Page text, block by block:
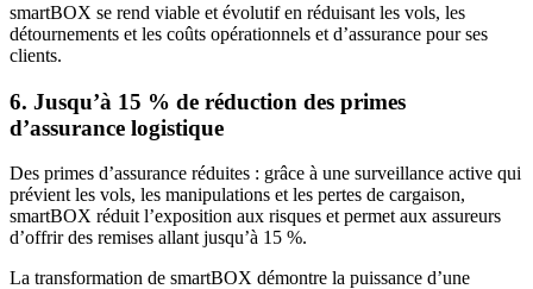
smartBOX se rend viable et évolutif en réduisant les vols, les
détournements et les coûts opérationnels et d’assurance pour ses
clients.
6. Jusqu’à 15 % de réduction des primes
d’assurance logistique
Des primes d’assurance réduites : grâce à une surveillance active qui
prévient les vols, les manipulations et les pertes de cargaison,
smartBOX réduit l’exposition aux risques et permet aux assureurs
d’offrir des remises allant jusqu’à 15 %.
La transformation de smartBOX démontre la puissance d’une